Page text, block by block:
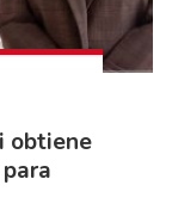
obtiene